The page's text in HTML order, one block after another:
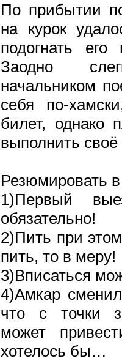
По прибытии
на курок
подогнать
Заодно
начальником
себя по-
билет, однако
выполнить
Резюмировать
1)Первый
обязательно!
2)Пить при
пить, то в меру!
3)Вписаться
4)Амкар
что с точки
может
хотелось бы…